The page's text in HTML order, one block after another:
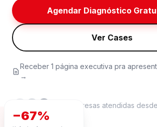
Agendar Diagnóstico
Ver Cases
Receber 1 página executiva pra
→
+40 empresas atendidas
−67%